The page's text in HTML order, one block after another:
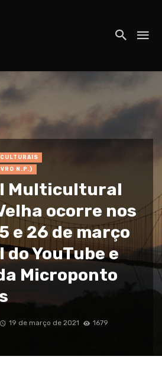
N.P.}
Multicultural
ocorre nos
e 26 de março
do YouTube e
Microponto
19 de março de 2021
1679